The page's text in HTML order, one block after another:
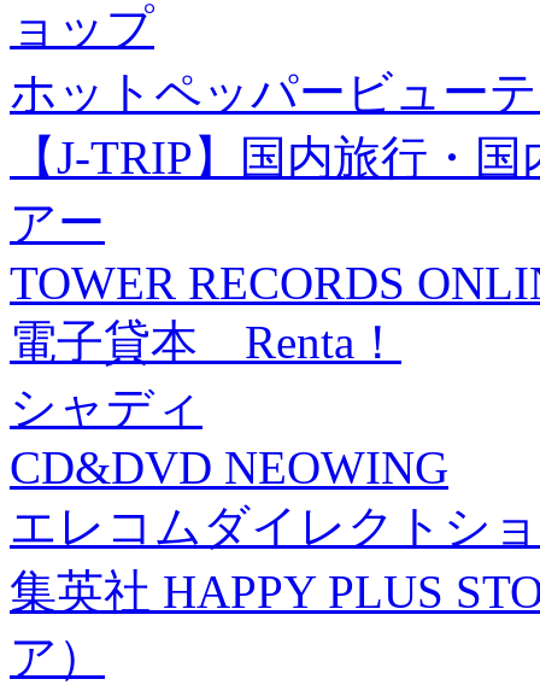
ョップ
ホットペッパービュー
【J-TRIP】国内旅行・
アー
TOWER RECORDS
電子貸本 Renta！
シャディ
CD&DVD NEOWING
エレコムダイレクトシ
集英社 HAPPY PLUS
ア）